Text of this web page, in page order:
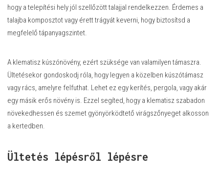
hogy a telepítési hely jól szellőzött talajjal rendelkezzen. Érdemes a
talajba komposztot vagy érett trágyát keverni, hogy biztosítsd a
megfelelő tápanyagszintet.
A klematisz kúszónövény, ezért szüksége van valamilyen támaszra.
Ültetésekor gondoskodj róla, hogy legyen a közelben kúszótámasz
vagy rács, amelyre felfuthat. Lehet ez egy kerítés, pergola, vagy akár
egy másik erős növény is. Ezzel segíted, hogy a klematisz szabadon
növekedhessen és szemet gyönyörködtető virágszőnyeget alkosson
a kertedben.
Ültetés lépésről lépésre